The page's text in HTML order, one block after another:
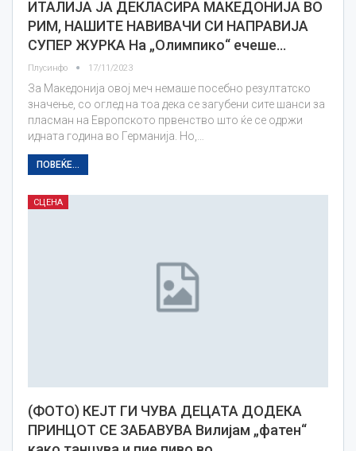
ИТАЛИЈА ЈА ДЕКЛАСИРА МАКЕДОНИЈА ВО
РИМ, НАШИТЕ НАВИВАЧИ СИ НАПРАВИЈА
СУПЕР ЖУРКА На „Олимпико“ ечеше…
Плусинфо 17/11/2023
За Македонија овој меч немашe посебно резултатско
значење, со оглед на тоа дека се загубени сите шанси за
пласман на Европското првенство што ќе се одржи
идната година во Германија. Но,…
ПОВЕЌЕ...
СЦЕНА
(ФОТО) КЕЈТ ГИ ЧУВА ДЕЦАТА ДОДЕКА
ПРИНЦОТ СЕ ЗАБАВУВА Вилијам „фатен“